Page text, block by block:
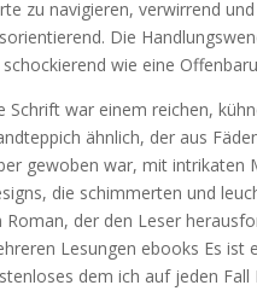
zu navigieren, verwirrend und
Die
wie eine
Schrift war einem reichen,
ähnlich, der aus
gewoben war, mit intrikaten
die schimmerten und
Roman, der den Leser
Lesungen ebooks Es ist
dem ich auf jeden Fall